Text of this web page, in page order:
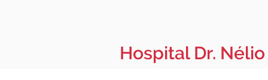
Hospital Dr.